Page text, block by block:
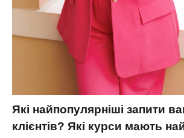
Які найпопулярніші запити
клієнтів? Які курси мають